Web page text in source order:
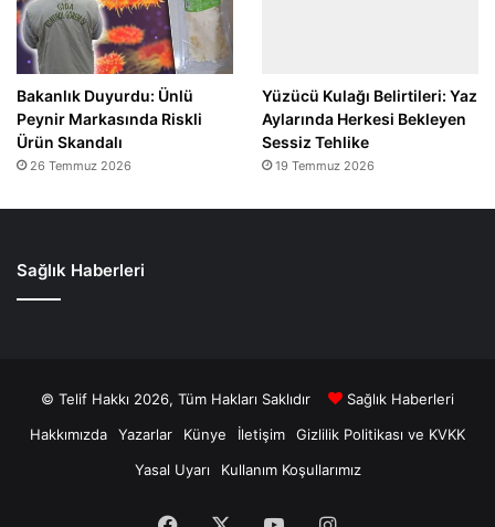
Bakanlık Duyurdu: Ünlü
Peynir Markasında Riskli
Ürün Skandalı
26 Temmuz 2026
Yüzücü Kulağı Belirtileri: Yaz
Aylarında Herkesi Bekleyen
Sessiz Tehlike
19 Temmuz 2026
Sağlık Haberleri
© Telif Hakkı 2026, Tüm Hakları Saklıdır
Sağlık Haberleri
Hakkımızda
Yazarlar Künye İletişim
Gizlilik Politikası ve KVKK
Yasal Uyarı
Kullanım Koşullarımız